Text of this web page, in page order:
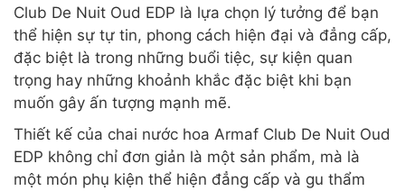
Club De Nuit Oud EDP là lựa chọn lý tưởng để bạn
thể hiện sự tự tin, phong cách hiện đại và đẳng cấp,
đặc biệt là trong những buổi tiệc, sự kiện quan
trọng hay những khoảnh khắc đặc biệt khi bạn
muốn gây ấn tượng mạnh mẽ.
Thiết kế của chai nước hoa Armaf Club De Nuit Oud
EDP không chỉ đơn giản là một sản phẩm, mà là
một món phụ kiện thể hiện đẳng cấp và gu thẩm